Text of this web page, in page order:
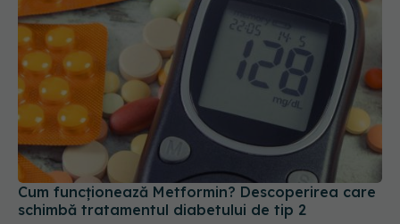
Cum funcționează Metformin? Descoperirea care
schimbă tratamentul diabetului de tip 2
13 mai 2026, 14:13